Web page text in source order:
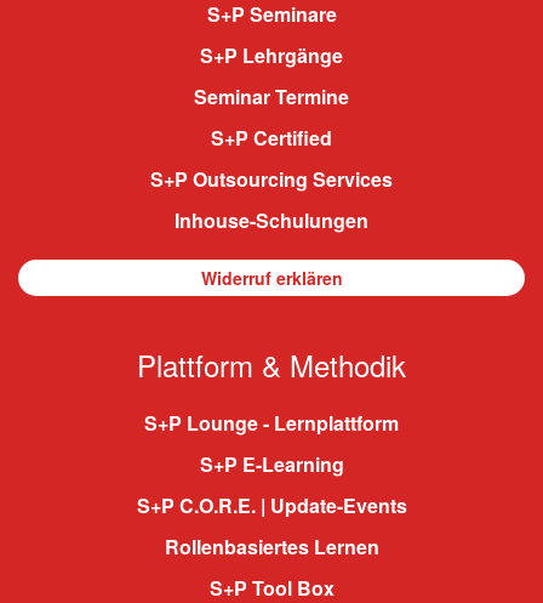
S+P Seminare
S+P Lehrgänge
Seminar Termine
S+P Certified
S+P Outsourcing Services
Inhouse-Schulungen
Widerruf erklären
Plattform & Methodik
S+P Lounge - Lernplattform
S+P E-Learning
S+P C.O.R.E. | Update-Events
Rollenbasiertes Lernen
S+P Tool Box